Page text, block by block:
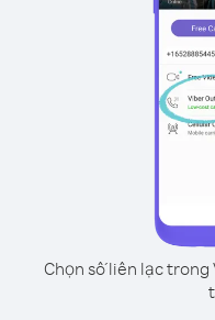
Chọn số liên lạc